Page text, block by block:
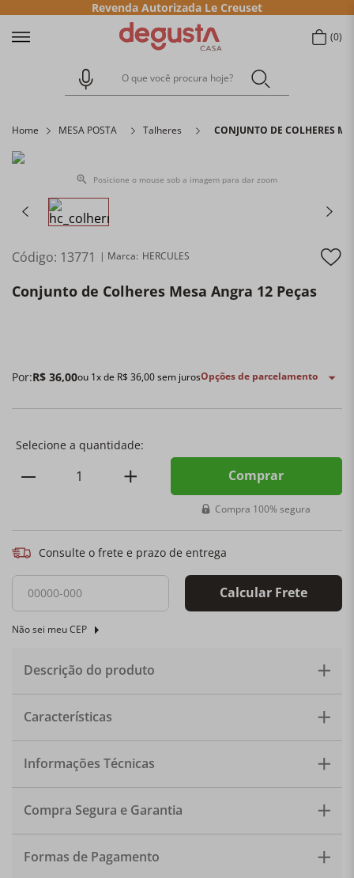
Revenda Autorizada Le Creuset
0
O que você procura hoje?
Home MESA POSTA Talheres CONJUNTO DE COLHERES
Posicione o mouse sob a imagem para dar zoom
Código: 13771 HERCULES
Conjunto de Colheres Mesa Angra 12 Peças
Por:R$ 36,00ou 1x de R$ 36,00sem jurosOpções de parcelamento
Comprar
Compra 100% segura
Consulte o frete e prazo de entrega
Calcular Frete
Não sei meu CEP
Descrição do produto
Utensílio essencial e com design diferenciado, além de
muita resistência e elegância, as colheres angra
garantem maior satisfação à mesa. Material: Aço 18/10.
Características
Informações Técnicas
Compra Segura e Garantia
Formas de Pagamento